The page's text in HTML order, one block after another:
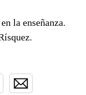
la enseñanza.